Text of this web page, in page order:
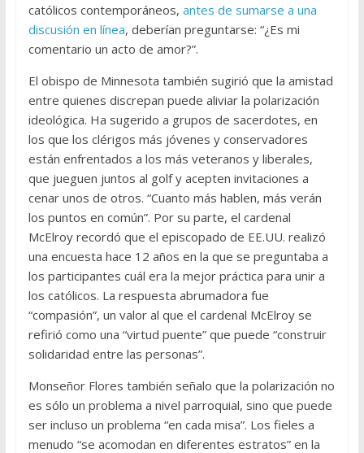
católicos contemporáneos, antes de sumarse a una
discusión en línea, deberían preguntarse: “¿Es mi
comentario un acto de amor?”.
El obispo de Minnesota también sugirió que la amistad
entre quienes discrepan puede aliviar la polarización
ideológica. Ha sugerido a grupos de sacerdotes, en
los que los clérigos más jóvenes y conservadores
están enfrentados a los más veteranos y liberales,
que jueguen juntos al golf y acepten invitaciones a
cenar unos de otros. “Cuanto más hablen, más verán
los puntos en común”. Por su parte, el cardenal
McElroy recordó que el episcopado de EE.UU. realizó
una encuesta hace 12 años en la que se preguntaba a
los participantes cuál era la mejor práctica para unir a
los católicos. La respuesta abrumadora fue
“compasión”, un valor al que el cardenal McElroy se
refirió como una “virtud puente” que puede “construir
solidaridad entre las personas”.
Monseñor Flores también señalo que la polarización no
es sólo un problema a nivel parroquial, sino que puede
ser incluso un problema “en cada misa”. Los fieles a
menudo “se acomodan en diferentes estratos” en la